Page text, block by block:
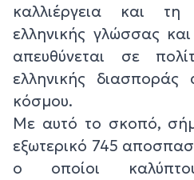
καλλιέργεια και τη
ελληνικής γλώσσας
απευθύνεται σε
ελληνικής
κόσμου.
Με αυτό το σκοπό,
εξωτερικό 745
ο οποίοι